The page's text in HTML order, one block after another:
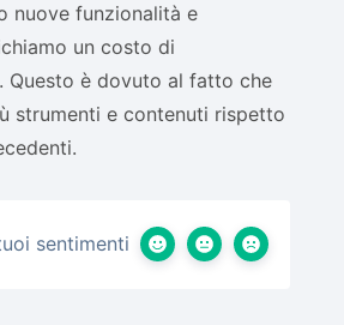
nuove funzionalità e
un costo di
Questo è dovuto al fatto che
strumenti e contenuti rispetto
sentimenti